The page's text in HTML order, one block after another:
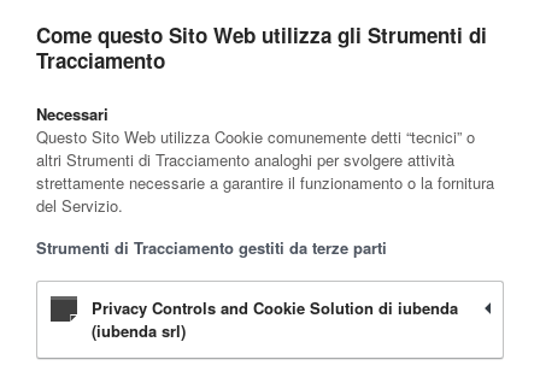
Come questo Sito Web utilizza gli Strumenti di
Tracciamento
Necessari
Questo Sito Web utilizza Cookie comunemente detti “tecnici” o
altri Strumenti di Tracciamento analoghi per svolgere attività
strettamente necessarie a garantire il funzionamento o la fornitura
del Servizio.
Strumenti di Tracciamento gestiti da terze parti
Privacy Controls and Cookie Solution di iubenda
(iubenda srl)